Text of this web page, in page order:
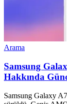
Arama
Samsung
Hakkında
Samsung Galaxy